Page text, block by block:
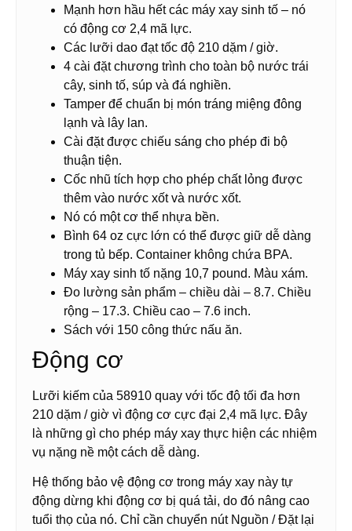
Mạnh hơn hầu hết các máy xay sinh tố – nó
có động cơ 2,4 mã lực.
Các lưỡi dao đạt tốc độ 210 dặm / giờ.
4 cài đặt chương trình cho toàn bộ nước trái
cây, sinh tố, súp và đá nghiền.
Tamper để chuẩn bị món tráng miệng đông
lạnh và lây lan.
Cài đặt được chiếu sáng cho phép đi bộ
thuận tiện.
Cốc nhũ tích hợp cho phép chất lỏng được
thêm vào nước xốt và nước xốt.
Nó có một cơ thể nhựa bền.
Bình 64 oz cực lớn có thể được giữ dễ dàng
trong tủ bếp. Container không chứa BPA.
Máy xay sinh tố nặng 10,7 pound. Màu xám.
Đo lường sản phẩm – chiều dài – 8.7. Chiều
rộng – 17.3. Chiều cao – 7.6 inch.
Sách với 150 công thức nấu ăn.
Động cơ
Lưỡi kiếm của 58910 quay với tốc độ tối đa hơn
210 dặm / giờ vì động cơ cực đại 2,4 mã lực. Đây
là những gì cho phép máy xay thực hiện các nhiệm
vụ nặng nề một cách dễ dàng.
Hệ thống bảo vệ động cơ trong máy xay này tự
động dừng khi động cơ bị quá tải, do đó nâng cao
tuổi thọ của nó. Chỉ cần chuyển nút Nguồn / Đặt lại